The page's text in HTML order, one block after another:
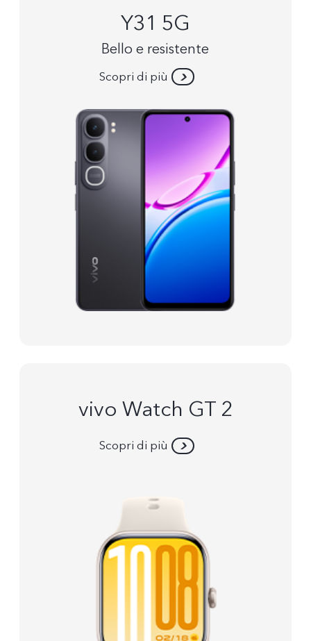
Y31 5G
Bello e resistente
Scopri di più
vivo Watch GT 2
Scopri di più